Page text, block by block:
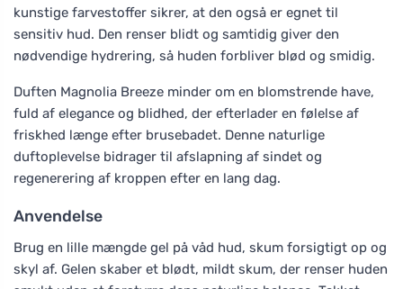
kunstige farvestoffer sikrer, at den også er egnet til
sensitiv hud. Den renser blidt og samtidig giver den
nødvendige hydrering, så huden forbliver blød og smidig.
Duften Magnolia Breeze minder om en blomstrende have,
fuld af elegance og blidhed, der efterlader en følelse af
friskhed længe efter brusebadet. Denne naturlige
duftoplevelse bidrager til afslapning af sindet og
regenerering af kroppen efter en lang dag.
Anvendelse
Brug en lille mængde gel på våd hud, skum forsigtigt op og
skyl af. Gelen skaber et blødt, mildt skum, der renser huden